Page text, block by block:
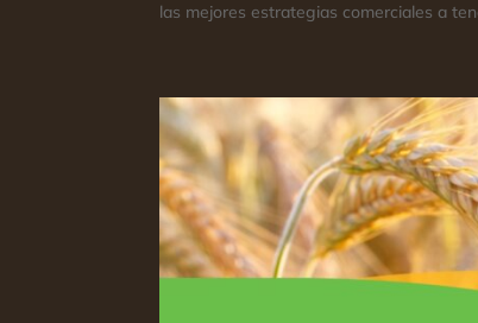
las mejores estrategias comerciales a